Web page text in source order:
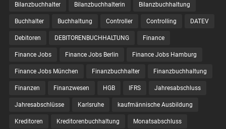
Bilanzbuchhalter Bilanzbuchhalterin Bilanzbuchhaltung
Buchhalter Buchhaltung Controller Controlling DATEV
Debitoren DEBITORENBUCHHALTUNG Finance
Finance Jobs Finance Jobs Berlin Finance Jobs Hamburg
Finance Jobs München Finanzbuchhalter Finanzbuchhaltung
Finanzen Finanzwesen HGB IFRS Jahresabschluss
Jahresabschlüsse Karlsruhe kaufmännische Ausbildung
Kreditoren Kreditorenbuchhaltung Monatsabschluss